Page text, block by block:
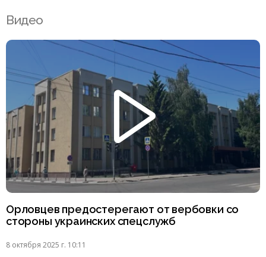
Видео
Орловцев предостерегают от вербовки со
стороны украинских спецслужб
8 октября 2025 г. 10:11